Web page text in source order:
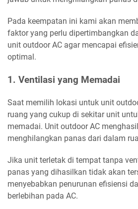
Pada keempatan ini kami akan
faktor yang perlu dipertimbangkan
unit outdoor AC agar mencapai
optimal.
1. Ventilasi yang Memadai
Saat memilih lokasi untuk unit
ruang yang cukup di sekitar unit
memadai. Unit outdoor AC
menghilangkan panas dari dalam
Jika unit terletak di tempat tanpa
panas yang dihasilkan tidak akan
menyebabkan penurunan efisiensi
berlebihan pada AC.